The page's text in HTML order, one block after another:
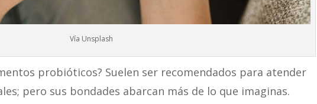
Vía Unsplash
probióticos? Suelen ser recomendados para atender
pero sus bondades abarcan más de lo que imaginas.